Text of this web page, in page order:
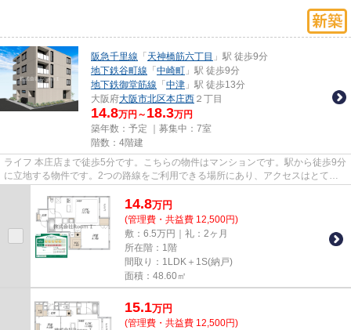
阪急千里線 「 天神橋筋六丁目 」駅 徒歩9分
地下鉄谷町線 「 中崎町 」駅 徒歩9分
地下鉄御堂筋線 「 中津 」駅 徒歩13分
大阪府大阪市北区本庄西 ２丁目
14.8万円～ 18.3万円
築年数：予定 ｜募集中： 7室
階数：4階建
ライフ 本庄店まで徒歩5分です。こちらの物件はマンションです。駅から徒歩9分
に立地する物件です。2つの路線をご利用できる場所にあり、アクセスはとても
14.8万円
(管理費・共益費 12,500円)
敷：6.5万円｜礼：2ヶ月
所在階：1階
間取り：1LDK＋1S(納戸)
面積：48.60㎡
15.1万円
(管理費・共益費 12,500円)